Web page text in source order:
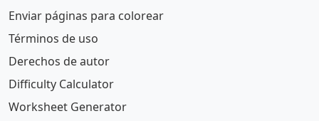
Enviar páginas para colorear
Términos de uso
Derechos de autor
Difficulty Calculator
Worksheet Generator